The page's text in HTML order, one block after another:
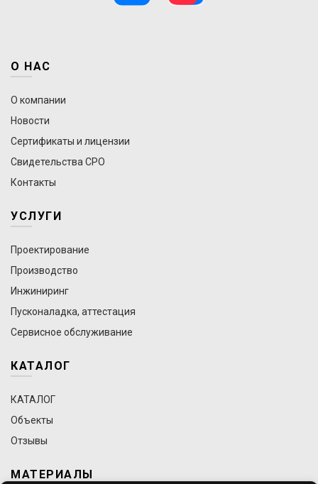
О НАС
О компании
Новости
Сертификаты и лицензии
Свидетельства СРО
Контакты
УСЛУГИ
Проектирование
Производство
Инжиниринг
Пусконаладка, аттестация
Сервисное обслуживание
КАТАЛОГ
КАТАЛОГ
Объекты
Отзывы
МАТЕРИАЛЫ